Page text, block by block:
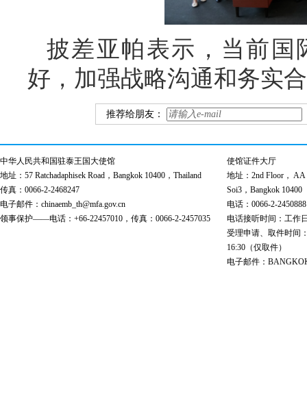
披差亚帕表示，当前国
好，加强战略沟通和务实
推荐给朋友：
中华人民共和国驻泰王国大使馆
地址：57 Ratchadaphisek Road，Bangkok 10400，Thailand
传真：0066-2-2468247
电子邮件：chinaemb_th@mfa.gov.cn
领事保护——电话：+66-22457010，传真：0066-2-2457035
使馆证件大厅
地址：2nd Floor， AA
Soi3，Bangkok 10400
电话：0066-2-
电话接听时间：工作
受理申请、取件时间
16:30（仅取件）
电子邮件：